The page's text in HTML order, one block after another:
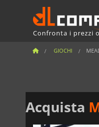
Confronta i prezzi
GIOCHI
Acquista